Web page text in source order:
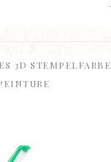
3D STEMPELFARBE